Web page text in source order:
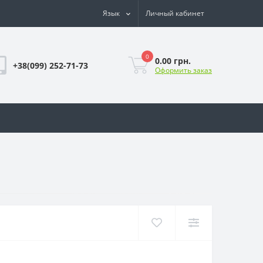
Язык Личный кабинет
+38(099) 252-71-73
0 0.00 грн.
Оформить заказ